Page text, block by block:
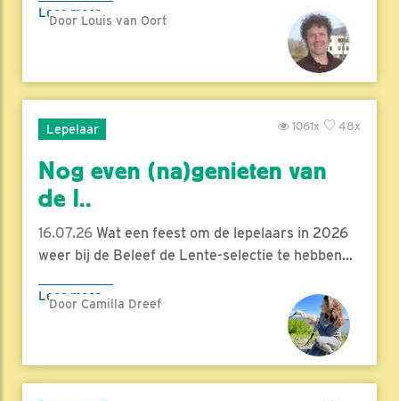
Lees meer
Door Louis van Oort
Lepelaar 48x
1061x
Nog even (na)genieten van
de l..
16.07.26 Wat een feest om de lepelaars in 2026
weer bij de Beleef de Lente-selectie te hebben...
Lees meer
Door Camilla Dreef